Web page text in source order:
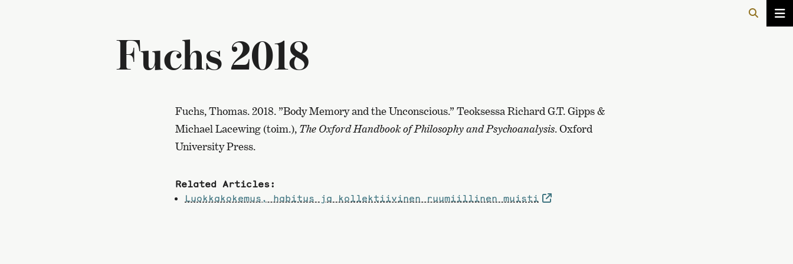
Fuchs 2018
Fuchs, Thomas. 2018. ”Body Memory and the Unconscious.” Teoksessa Richard G.T. Gipps &
Michael Lacewing (toim.), The Oxford Handbook of Philosophy and Psychoanalysis. Oxford
University Press.
Related Articles:
Luokkakokemus, habitus ja kollektiivinen ruumiillinen muisti